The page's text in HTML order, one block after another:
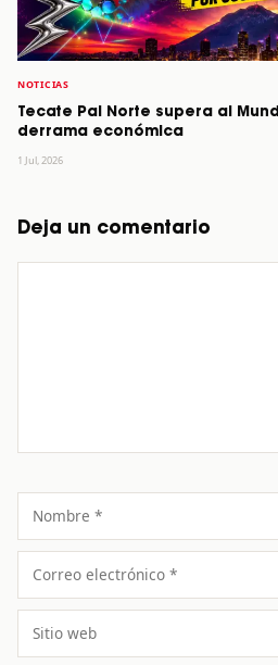
NOTICIAS
Tecate Pal Norte supera al
derrama económica
1 Jul, 2026
Deja un comentario
Comentario
Nombre
Correo
electrónico
Sitio
web